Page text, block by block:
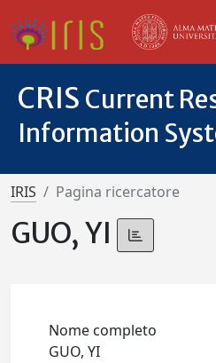
CRIS Current
Information
IRIS Pagina ricercatore
GUO, YI
Nome completo
GUO, YI